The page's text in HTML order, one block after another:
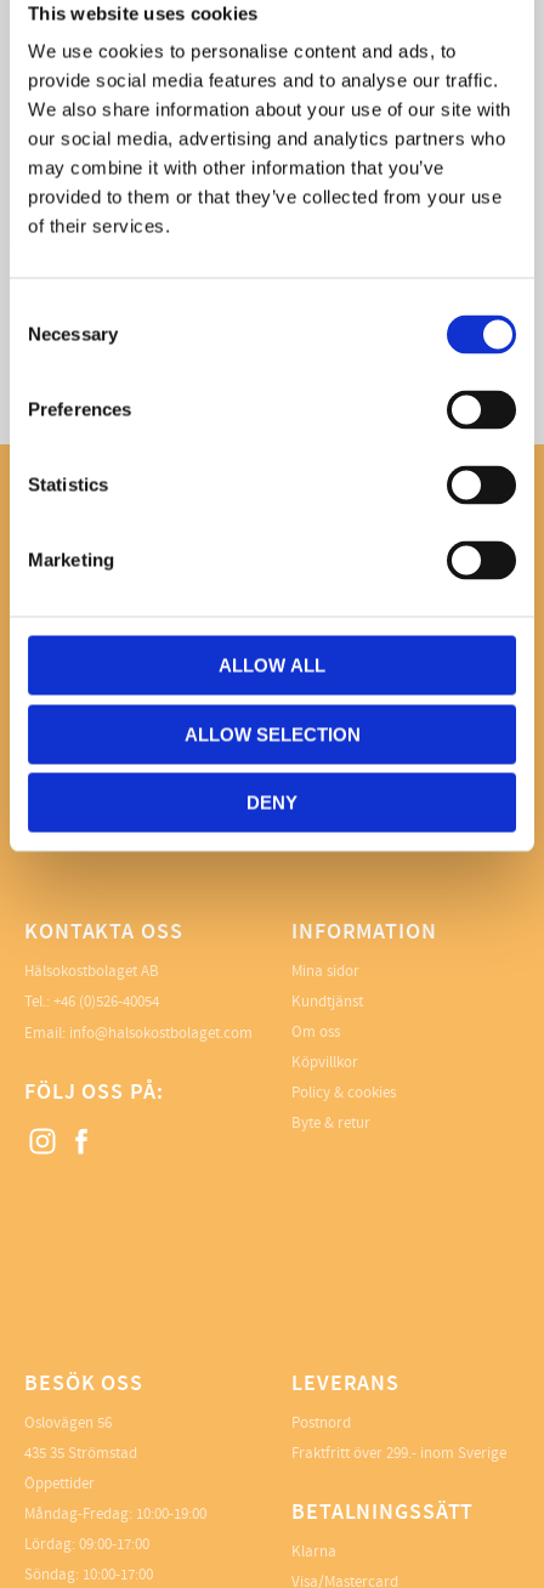
This website uses cookies
We use cookies to personalise content and ads, to
provide social media features and to analyse our traffic.
We also share information about your use of our site with
our social media, advertising and analytics partners who
may combine it with other information that you’ve
provided to them or that they’ve collected from your use
of their services.
Selection
Necessary
Preferences
Statistics
Marketing
ALLOW ALL
ALLOW SELECTION
DENY
WELEDA SKINFOOD
ULTRA-LIGHT DRY OIL
100ML EKO
Ger återfuktning och naturlig lyster, kan användas flera gånger under dagen
179KR
KÖP
DAY CREAM WILD ROSE
30ML
En utjämnande dagkräm med
239KR
INFO
PRENUMERERA
KONTAKTA OSS
Hälsokostbolaget AB
Tel.: +46 (0)526-40054
Email: info@halsokostbolaget.com
FÖLJ OSS PÅ:
INFORMATION
Mina sidor
Kundtjänst
Om oss
Köpvillkor
Policy & cookies
Byte & retur
BESÖK OSS
Oslovägen 56
435 35 Strömstad
Öppettider
Måndag-Fredag: 10:00-19:00
Lördag: 09:00-17:00
Söndag: 10:00-17:00
LEVERANS
Postnord
Fraktfritt över 299.- inom Sverige
BETALNINGSSÄTT
Klarna
Visa/Mastercard